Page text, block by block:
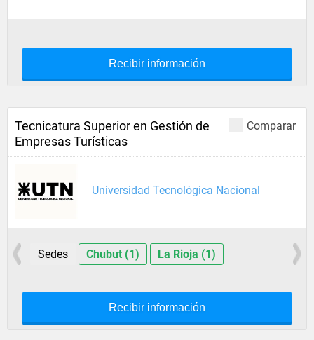
Recibir información
Comparar
Tecnicatura Superior en Gestión de
Empresas Turísticas
Universidad Tecnológica Nacional
Sedes Chubut (1) La Rioja (1)
Recibir información